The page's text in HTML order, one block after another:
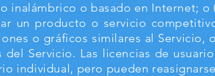
inalámbrico o basado en Internet; o
un producto o servicio
o gráficos similares al Servicio,
Servicio. Las licencias de
individual, pero pueden